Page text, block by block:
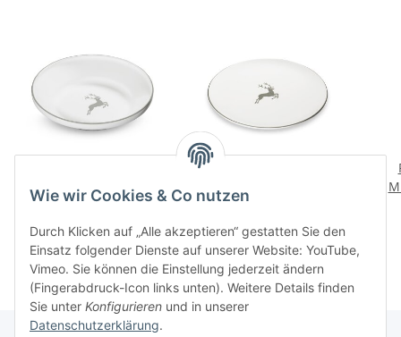
Reifschuessel gross
122,90 CHF*
Grauer Hirsch Platzteller
76,90 CHF
Wie wir Cookies & Co nutzen
Durch Klicken auf „Alle akzeptieren“ gestatten Sie den
Einsatz folgender Dienste auf unserer Website: YouTube,
Vimeo. Sie können die Einstellung jederzeit ändern
(Fingerabdruck-Icon links unten). Weitere Details finden
Sie unter Konfigurieren und in unserer
Datenschutzerklärung.